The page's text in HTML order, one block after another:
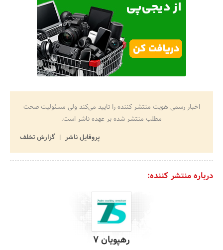
اخبار رسمی هویت منتشر کننده را تایید می‌کند ولی مسئولیت صحت
مطلب منتشر شده بر عهده ناشر است.
پروفایل ناشر
گزارش تخلف
درباره منتشر کننده:
رهپویان 7